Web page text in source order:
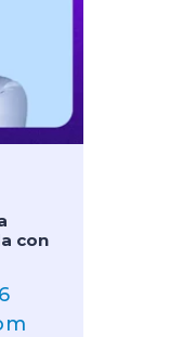
con